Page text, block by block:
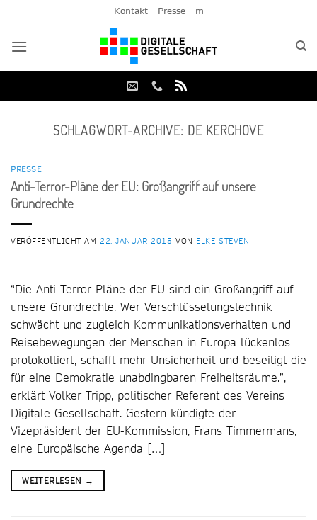
springen
Kontakt Presse m
SCHLAGWORT-ARCHIVE: DE KERCHOVE
PRESSE
Anti-Terror-Pläne der EU: Großangriff auf unsere
Grundrechte
VERÖFFENTLICHT AM 22. JANUAR 2015 VON ELKE STEVEN
“Die Anti-Terror-Pläne der EU sind ein Großangriff auf
unsere Grundrechte. Wer Verschlüsselungstechnik
schwächt und zugleich Kommunikationsverhalten und
Reisebewegungen der Menschen in Europa lückenlos
protokolliert, schafft mehr Unsicherheit und beseitigt die
für eine Demokratie unabdingbaren Freiheitsräume.”,
erklärt Volker Tripp, politischer Referent des Vereins
Digitale Gesellschaft. Gestern kündigte der
Vizepräsident der EU-Kommission, Frans Timmermans,
eine Europäische Agenda […]
WEITERLESEN →